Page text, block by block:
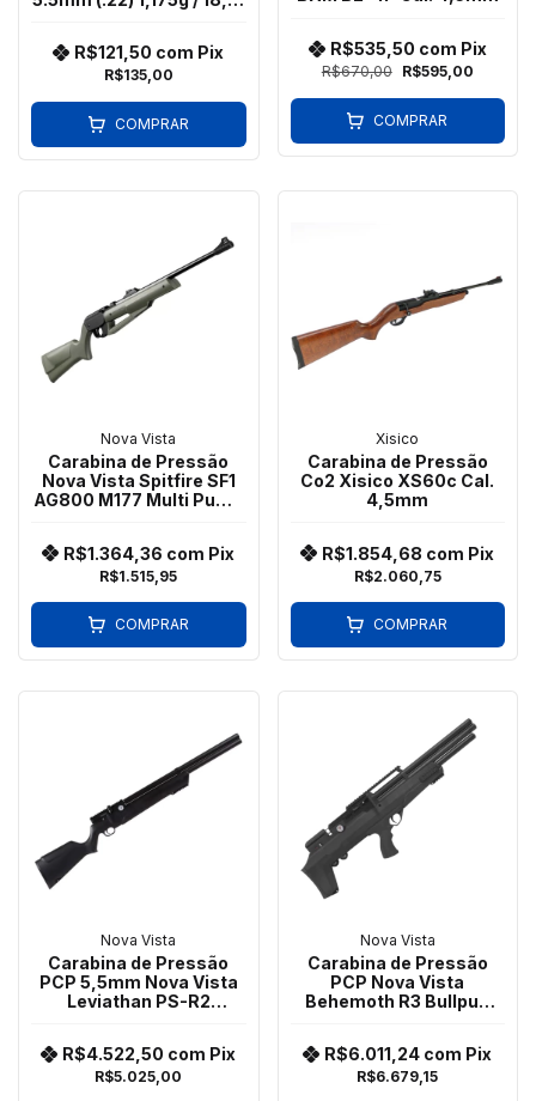
R$135,00
R$121,50 com Pix
COMPRAR
R$670,00 R$595,00
R$535,50 com Pix
COMPRAR
Nova Vista
Carabina de Pressão
Nova Vista Spitfire SF1
AG800 M177 Multi Pump
R$1.515,95
R$1.364,36 com Pix
COMPRAR
Xisico
Carabina de Pressão
Co2 Xisico XS60c Cal.
4,5mm
R$2.060,75
R$1.854,68 com Pix
COMPRAR
Nova Vista
Carabina de Pressão
PCP 5,5mm Nova Vista
Leviathan PS-R2
R$5.025,00
R$4.522,50 com Pix
Nova Vista
Carabina de Pressão
PCP Nova Vista
Behemoth R3 Bullpup
R$6.679,15
R$6.011,24 com Pix